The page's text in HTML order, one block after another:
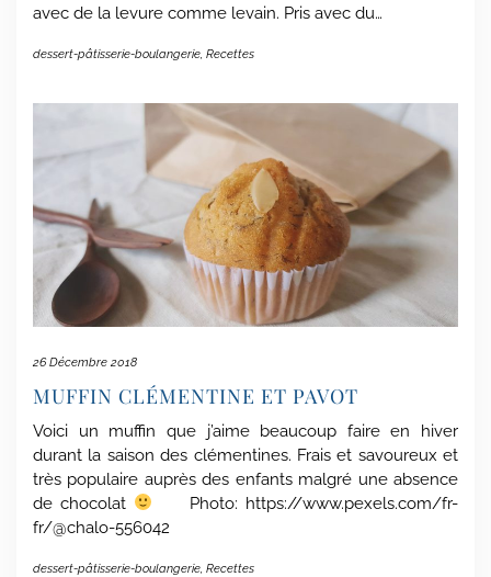
avec de la levure comme levain. Pris avec du…
dessert-pâtisserie-boulangerie, Recettes
26 Décembre 2018
MUFFIN CLÉMENTINE ET PAVOT
Voici un muffin que j’aime beaucoup faire en hiver
durant la saison des clémentines. Frais et savoureux et
très populaire auprès des enfants malgré une absence
de chocolat
Photo: https://www.pexels.com/fr-
fr/@chalo-556042
dessert-pâtisserie-boulangerie, Recettes